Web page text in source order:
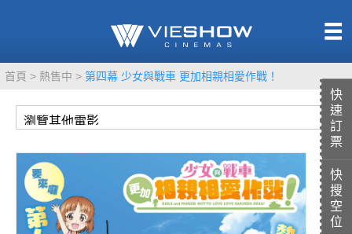
快
速
訂
票
快
搜
空
位
首頁 熱售中 第四幕 少女與戰車 更加相親相愛作戰！
熱售中
TITAN SCREEN
MUCROWN
IMAX
影城餐飲
UNICORN